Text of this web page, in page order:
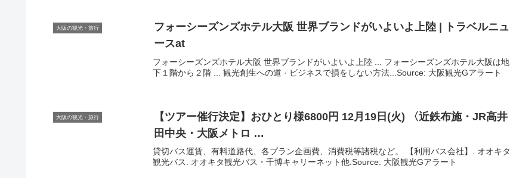
大阪の観光・旅行 フォーシーズンズホテル大阪 世界ブランドがいよいよ上陸 | トラベルニュ
ースat
フォーシーズンズホテル大阪 世界ブランドがいよいよ上陸 ... フォーシーズンズホテル大阪は地
下１階から２階 ... 観光創生への道 · ビジネスで損をしない方法...Source: 大阪観光Gアラート
大阪の観光・旅行
【ツアー催行決定】おひとり様6800円 12月19日(火) 〈近鉄布施・JR高井
田中央・ 大阪メトロ …
貸切バス運賃、有料道路代、各プラン企画費、消費税等諸税など。 【利用バス会社】. オオキタ
観光バス. オオキタ観光バス・千博キャリーネット他.Source: 大阪観光Gアラート